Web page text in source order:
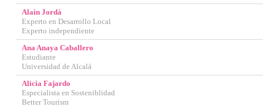
Alain Jordà
Experto en Desarrollo Local
Experto independiente
Ana Anaya Caballero
Estudiante
Universidad de Alcalá
Alicia Fajardo
Especialista en Sosteniblidad
Better Tourism